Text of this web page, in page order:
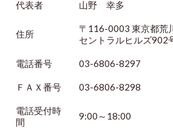
代表者 山野 幸多
住所
〒116-0003 東京都荒
セントラルヒルズ902
電話番号 03-6806-8297
ＦＡＸ番号 03-6806-8298
電話受付時
間
9:00～18:00